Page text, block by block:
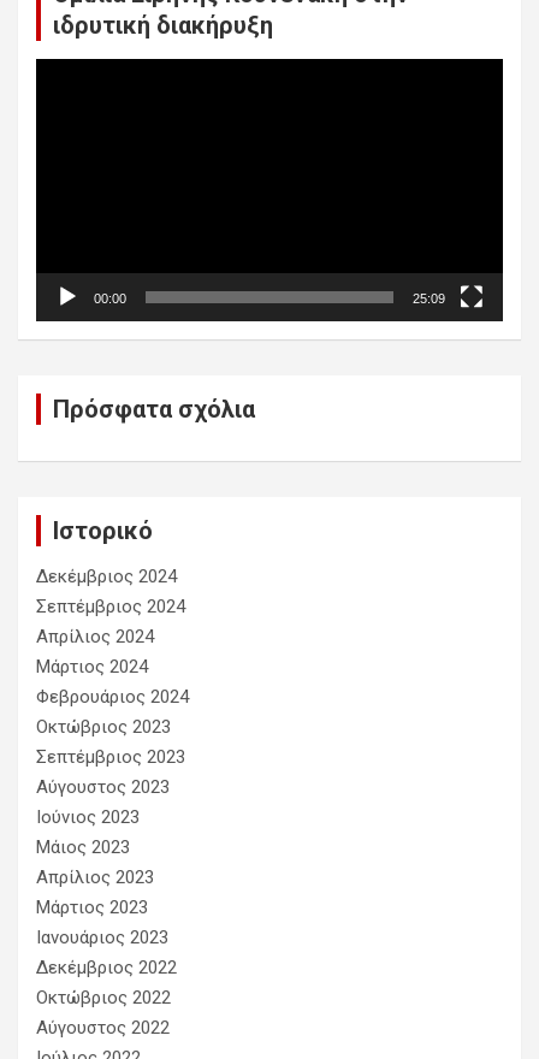
ιδρυτική διακήρυξη
00:00 25:09
Πρόσφατα σχόλια
Ιστορικό
Δεκέμβριος 2024
Σεπτέμβριος 2024
Απρίλιος 2024
Μάρτιος 2024
Φεβρουάριος 2024
Οκτώβριος 2023
Σεπτέμβριος 2023
Αύγουστος 2023
Ιούνιος 2023
Μάιος 2023
Απρίλιος 2023
Μάρτιος 2023
Ιανουάριος 2023
Δεκέμβριος 2022
Οκτώβριος 2022
Αύγουστος 2022